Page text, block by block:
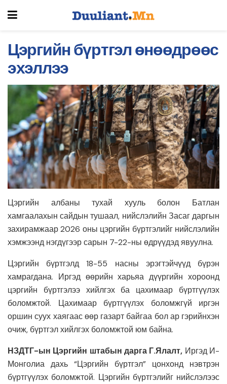
Цэргийн бүртгэл өнөөдрөөс
эхэллээ
Цэргийн албаны тухай хууль болон Батлан
хамгаалахын сайдын тушаал, нийслэлийн Засаг даргын
захирамжаар 2026 оны цэргийн бүртгэлийг нийслэлийн
хэмжээнд нэгдүгээр сарын 7-22-ны өдрүүдэд явуулна.
Цэргийн бүртгэлд 18-55 насны эрэгтэйчүүд бүрэн
хамрагдана. Иргэд өөрийн харьяа дүүргийн хороонд
цэргийн бүртгэлээ хийлгэх ба цахимаар бүртгүүлэх
боломжтой. Цахимаар бүртгүүлэх боломжгүй иргэн
оршин суух хаягаас өөр газарт байгаа бол ар гэрийнхэн
очиж, бүртгэл хийлгэх боломжтой юм байна.
НЗДТГ-ын Цэргийн штабын дарга Г.Ялалт, Иргэд И-
Монголиа дахь “Цэргийн бүртгэл” цонхонд нэвтрэн
бүртгүүлэх боломжтой. Цэргийн бүртгэлийг нийслэлээс